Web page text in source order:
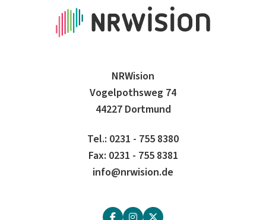
NRWision
Vogelpothsweg 74
44227 Dortmund
Tel.: 0231 - 755 8380
Fax: 0231 - 755 8381
info@nrwision.de